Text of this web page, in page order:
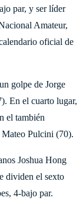
par, y ser líder
Amateur,
oficial de
golpe de Jorge
En el cuarto lugar,
el también
Pulcini (70).
Joshua Hong
dividen el sexto
4-bajo par.